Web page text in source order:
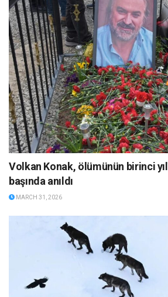
Volkan Konak, ölümünün birinci
başında anıldı
MARCH 31, 2026